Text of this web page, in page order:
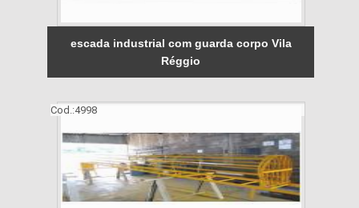
escada industrial com guarda corpo Vila
Réggio
Cod.:4998